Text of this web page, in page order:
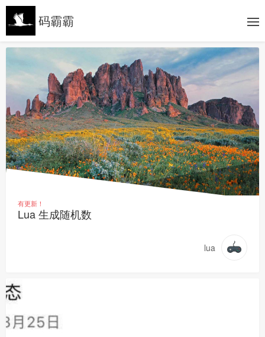
码霸霸
有更新！
Lua 生成随机数
lua